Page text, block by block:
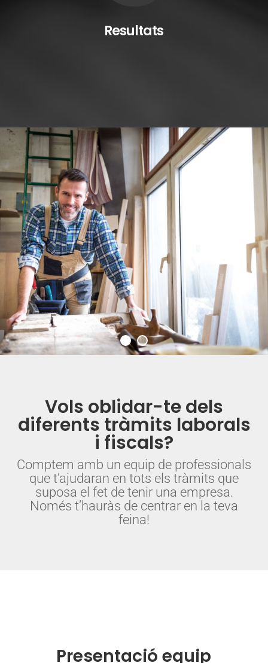
Resultats
Vols oblidar-te dels
diferents tràmits laborals
i fiscals?
Comptem amb un equip de professionals
que t’ajudaran en tots els tràmits que
suposa el fet de tenir una empresa.
Només t’hauràs de centrar en la teva
feina!
Presentació equip